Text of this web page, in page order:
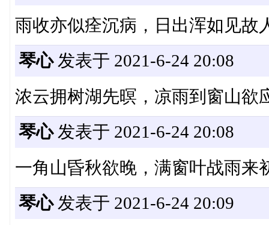
雨收亦似痊沉病，日出浑如见故
琴心发表于 2021-6-24 20:08
浓云拥树湖先暝，凉雨到窗山欲
琴心发表于 2021-6-24 20:08
一角山昏秋欲晚，满窗叶战雨来
琴心发表于 2021-6-24 20:09